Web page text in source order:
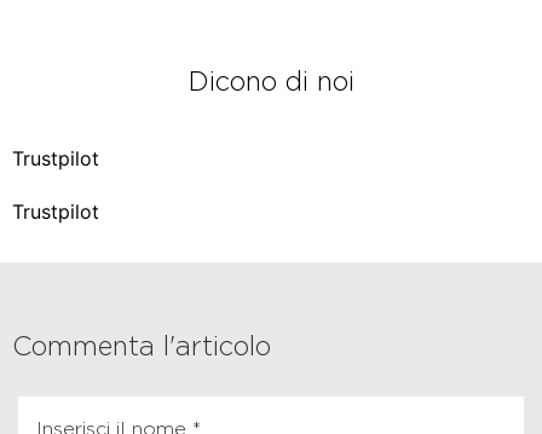
Dicono di noi
Trustpilot
Trustpilot
Commenta l'articolo